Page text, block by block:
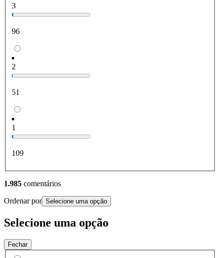
3
96
2
51
1
109
1.985 comentários
Ordenar por Selecione uma opção
Selecione uma opção
Fechar